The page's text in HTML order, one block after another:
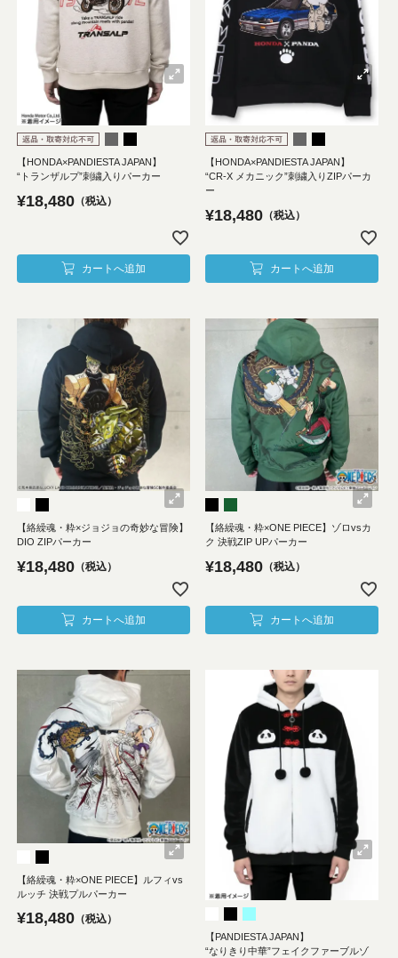
【HONDA×PANDIESTA JAPAN】
“トランザルプ”刺繍入りパーカー
¥18,480 税込
カートへ追加
【HONDA×PANDIESTA JAPAN】
“CR-X メカニック”刺繍入りZIPパーカ
ー
¥18,480 税込
カートへ追加
【絡繰魂・粋×ジョジョの奇妙な冒険】
DIO ZIPパーカー
¥18,480 税込
カートへ追加
【絡繰魂・粋×ONE PIECE】ゾロvsカ
ク 決戦ZIP UPパーカー
¥18,480 税込
カートへ追加
【絡繰魂・粋×ONE PIECE】ルフィvs
ルッチ 決戦プルパーカー
¥18,480 税込
【PANDIESTA JAPAN】
“なりきり中華”フェイクファーブルゾ